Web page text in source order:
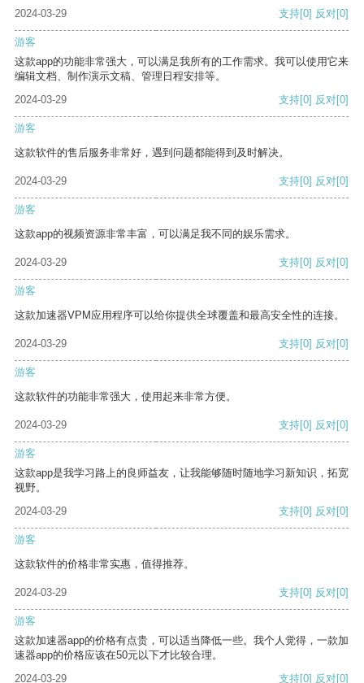
2024-03-29 支持[0] 反对[0]
游客
这款app的功能非常强大，可以满足我所有的工作需求。我可以使用它来
编辑文档、制作演示文稿、管理日程安排等。
2024-03-29
支持[0] 反对[0]
游客
这款软件的售后服务非常好，遇到问题都能得到及时解决。
2024-03-29 支持[0] 反对[0]
游客
这款app的视频资源非常丰富，可以满足我不同的娱乐需求。
2024-03-29 支持[0] 反对[0]
游客
这款加速器VPM应用程序可以给你提供全球覆盖和最高安全性的连接。
2024-03-29 支持[0] 反对[0]
游客
这款软件的功能非常强大，使用起来非常方便。
2024-03-29 支持[0] 反对[0]
游客
这款app是我学习路上的良师益友，让我能够随时随地学习新知识，拓宽
视野。
2024-03-29
支持[0] 反对[0]
游客
这款软件的价格非常实惠，值得推荐。
2024-03-29 支持[0] 反对[0]
游客
这款加速器app的价格有点贵，可以适当降低一些。我个人觉得，一款加
速器app的价格应该在50元以下才比较合理。
2024-03-29
支持[0] 反对[0]